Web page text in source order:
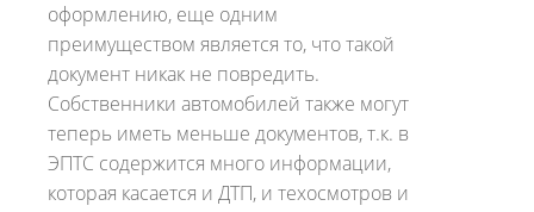
оформлению, еще одним
преимуществом является то, что такой
документ никак не повредить.
Собственники автомобилей также могут
теперь иметь меньше документов, т.к. в
ЭПТС содержится много информации,
которая касается и ДТП, и техосмотров и